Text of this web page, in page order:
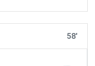
58'